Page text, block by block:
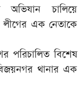
অভিযান চালিয়ে
এক নেতাকে
পরিচালিত বিশেষ
থানার এক